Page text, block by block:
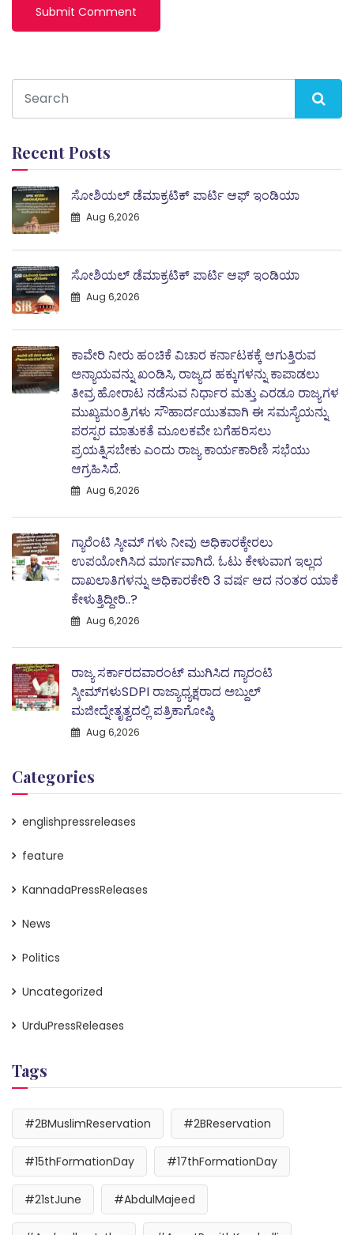
Recent Posts
ಸೋಶಿಯಲ್ ಡೆಮಾಕ್ರಟಿಕ್ ಪಾರ್ಟಿ ಆಫ್ ಇಂಡಿಯಾ
Aug 6,2026
ಸೋಶಿಯಲ್ ಡೆಮಾಕ್ರಟಿಕ್ ಪಾರ್ಟಿ ಆಫ್ ಇಂಡಿಯಾ
Aug 6,2026
ಕಾವೇರಿ ನೀರು ಹಂಚಿಕೆ ವಿಚಾರ ಕರ್ನಾಟಕಕ್ಕೆ ಆಗುತ್ತಿರುವ
ಅನ್ಯಾಯವನ್ನು ಖಂಡಿಸಿ, ರಾಜ್ಯದ ಹಕ್ಕುಗಳನ್ನು ಕಾಪಾಡಲು
ತೀವ್ರ ಹೋರಾಟ ನಡೆಸುವ ನಿರ್ಧಾರ ಮತ್ತು ಎರಡೂ ರಾಜ್ಯಗಳ
ಮುಖ್ಯಮಂತ್ರಿಗಳು ಸೌಹಾರ್ದಯುತವಾಗಿ ಈ ಸಮಸ್ಯೆಯನ್ನು
ಪರಸ್ಪರ ಮಾತುಕತೆ ಮೂಲಕವೇ ಬಗೆಹರಿಸಲು
ಪ್ರಯತ್ನಿಸಬೇಕು ಎಂದು ರಾಜ್ಯ ಕಾರ್ಯಕಾರಿಣಿ ಸಭೆಯು
ಆಗ್ರಹಿಸಿದೆ.
Aug 6,2026
ಗ್ಯಾರೆಂಟಿ ಸ್ಕೀಮ್ ಗಳು ನೀವು ಅಧಿಕಾರಕ್ಕೇರಲು
ಉಪಯೋಗಿಸಿದ ಮಾರ್ಗವಾಗಿದೆ. ಓಟು ಕೇಳುವಾಗ ಇಲ್ಲದ
ದಾಖಲಾತಿಗಳನ್ನು ಅಧಿಕಾರಕೇರಿ 3 ವರ್ಷ ಆದ ನಂತರ ಯಾಕೆ
ಕೇಳುತ್ತಿದ್ದೀರಿ..?
Aug 6,2026
ರಾಜ್ಯ ಸರ್ಕಾರದವಾರಂಟ್ ಮುಗಿಸಿದ ಗ್ಯಾರಂಟಿ
ಸ್ಕೀಮ್‌ಗಳುSDPI ರಾಜ್ಯಾಧ್ಯಕ್ಷರಾದ ಅಬ್ದುಲ್
ಮಜೀದ್ನೇತೃತ್ವದಲ್ಲಿ ಪತ್ರಿಕಾಗೋಷ್ಠಿ
Aug 6,2026
Categories
englishpressreleases
feature
KannadaPressReleases
News
Politics
Uncategorized
UrduPressReleases
Tags
#2BMuslimReservation #2BReservation
#15thFormationDay #17thFormationDay
#21stJune #AbdulMajeed